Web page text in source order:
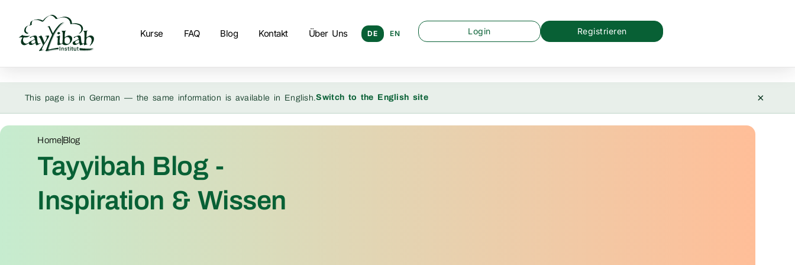
Kurse FAQ Blog Kontakt Über Uns DE EN Login Registrieren
This page is in German — the same information is available in English.Switch to the English site ×
HomeBlog
Tayyibah Blog -
Inspiration & Wissen